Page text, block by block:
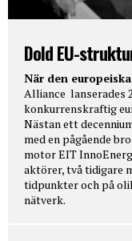
Dold EU-
När den
Alliance lanserades
konkurrenskraftig
Nästan ett
med en pågående
motor EIT
aktörer, två tidigare
tidpunkter och på
nätverk.